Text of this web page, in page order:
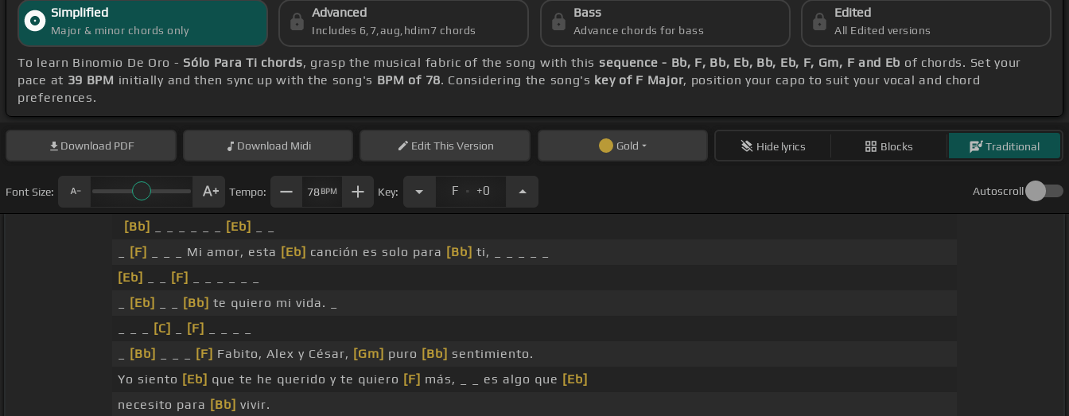
Simplified
Major & minor chords only
Advanced
Includes 6,7,aug,hdim7 chords
Bass
Advance chords for bass
Edited
All Edited versions
To learn Binomio De Oro - Sólo Para Ti chords, grasp the musical fabric of the song with this sequence - Bb, F, Bb, Eb, Bb, Eb, F, Gm, F and Eb of chords. Set your
pace at 39 BPM initially and then sync up with the song's BPM of 78. Considering the song's key of F Major, position your capo to suit your vocal and chord
preferences.
Download PDF Download Midi EditThis Version Gold Hide lyrics Blocks Traditional
Font Size: Tempo: 78BPM Key: F . +0 Autoscroll
[Bb] [Eb]
[F] _ _ _ Mi amor, esta [Eb] canción es solo para [Bb] ti, _ _ _ _ _
[Eb]
[F]
[Eb] [Bb] te quiero mi vida. _
[C] [F]
[Bb] [F] Fabito, Alex y César, [Gm] puro [Bb] sentimiento.
Yo siento [Eb] que te he querido y te quiero [F] más, _ _ es algo que [Eb]
necesito para [Bb] vivir.